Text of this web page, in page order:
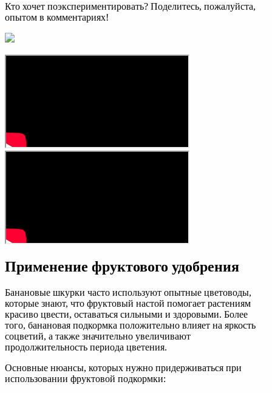
Кто хочет поэкспериментировать? Поделитесь, пожалуйста,
опытом в комментариях!
Применение фруктового удобрения
Банановые шкурки часто используют опытные цветоводы,
которые знают, что фруктовый настой помогает растениям
красиво цвести, оставаться сильными и здоровыми. Более
того, банановая подкормка положительно влияет на яркость
соцветий, а также значительно увеличивают
продолжительность периода цветения.
Основные нюансы, которых нужно придерживаться при
использовании фруктовой подкормки: